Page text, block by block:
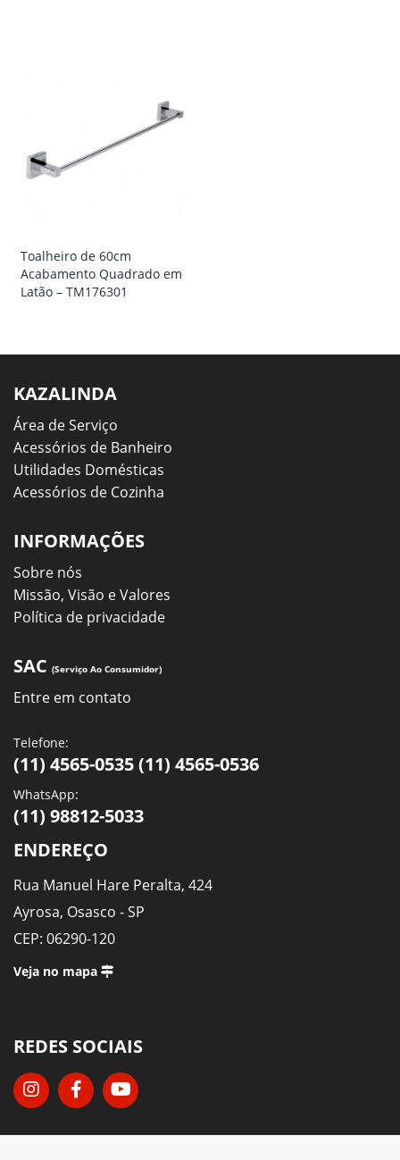
Toalheiro de 60cm
Acabamento Quadrado em
Latão – TM176301
KAZALINDA
Área de Serviço
Acessórios de Banheiro
Utilidades Domésticas
Acessórios de Cozinha
INFORMAÇÕES
Sobre nós
Missão, Visão e Valores
Política de privacidade
SAC (Serviço Ao Consumidor)
Entre em contato
Telefone:
(11) 4565-0535 (11) 4565-0536
WhatsApp:
(11) 98812-5033
ENDEREÇO
Rua Manuel Hare Peralta, 424
Ayrosa, Osasco - SP
CEP: 06290-120
Veja no mapa
REDES SOCIAIS